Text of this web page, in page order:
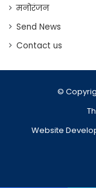
मनोरंजन
Send News
Contact us
©
Website